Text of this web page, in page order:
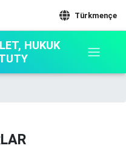
Türkmençe
HUKUK